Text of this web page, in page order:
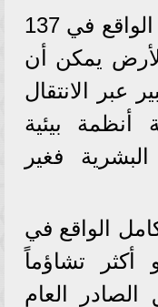
وجاء في الملخص الفني الواقع في 137
يمكن أن
عبر الانتقال
أنظمة بيئية
فغير
الواقع في
تشاؤماً
الصادر العام